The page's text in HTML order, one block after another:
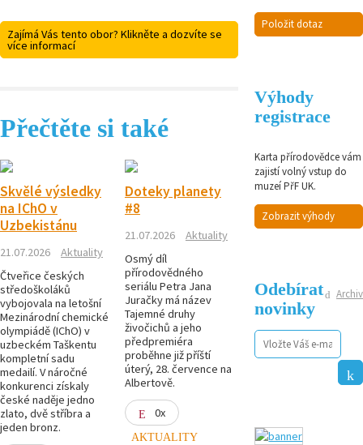
Zajímá Vás tento obor? Klikněte a dozvíte se
více informací
Přečtěte si také
Skvělé výsledky
na IChO v
Uzbekistánu
21.07.2026
Aktuality
Čtveřice českých
středoškoláků
vybojovala na letošní
Mezinárodní chemické
olympiádě (IChO) v
uzbeckém Taškentu
kompletní sadu
medailí. V náročné
konkurenci získaly
české naděje jedno
zlato, dvě stříbra a
jeden bronz.
Doteky planety
#8
21.07.2026
Aktuality
Osmý díl
přírodovědného
seriálu Petra Jana
Juračky má název
Tajemné druhy
živočichů a jeho
předpremiéra
proběhne již příští
úterý, 28. července na
Albertově.
0x
AKTUALITY
Položit dotaz
Výhody
registrace
Karta přírodovědce vám
zajistí volný vstup do
muzeí PřF UK.
Zobrazit výhody
Archiv
Odebírat
novinky